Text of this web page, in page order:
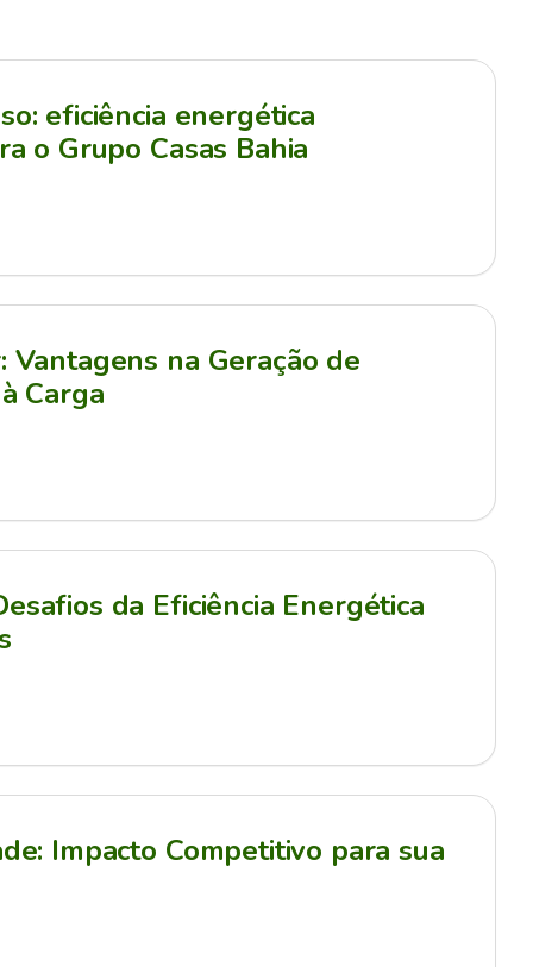
eficiência energética
o Grupo Casas Bahia
Vantagens na Geração de
Carga
da Eficiência Energética
Impacto Competitivo para sua